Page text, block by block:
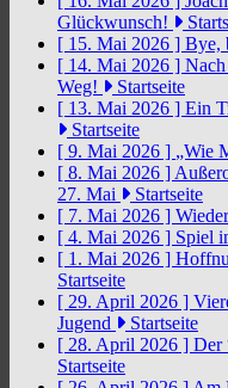
Glückwunsch!
[ 15. Mai 2026 ] Bye,
[ 14. Mai 2026 ]
Weg!
Startseite
[ 13. Mai 2026 ] Ein
Startseite
[ 9. Mai 2026 ] „Wie
[ 8. Mai 2026 ]
27. Mai
Startseite
[ 7. Mai 2026 ]
[ 4. Mai 2026 ] Spiel
[ 1. Mai 2026 ]
Startseite
[ 29. April 2026 ]
Jugend
Startseite
[ 28. April 2026 ] Der
Startseite